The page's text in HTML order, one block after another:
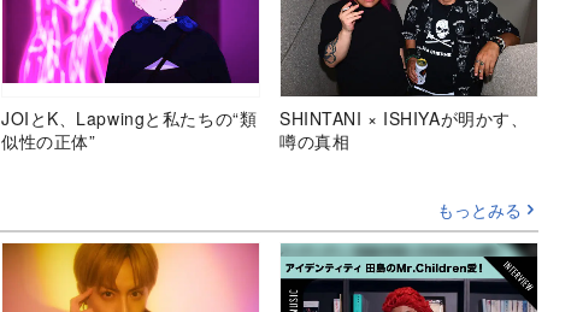
JOIとK、Lapwingと私たちの“類
似性の正体”
SHINTANI × ISHIYAが明かす、
噂の真相
もっとみる